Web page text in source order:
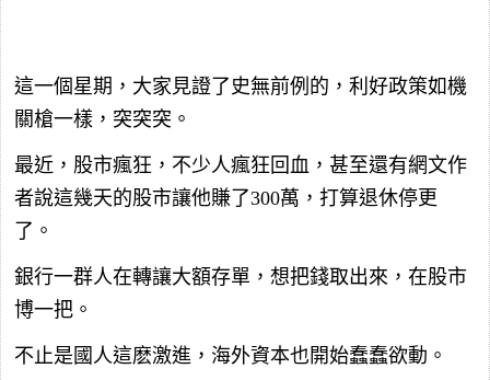
這一個星期，大家見證了史無前例的，利好政策如機
關槍一樣，突突突。
最近，股市瘋狂，不少人瘋狂回血，甚至還有網文作
者說這幾天的股市讓他賺了300萬，打算退休停更
了。
銀行一群人在轉讓大額存單，想把錢取出來，在股市
博一把。
不止是國人這麽激進，海外資本也開始蠢蠢欲動。